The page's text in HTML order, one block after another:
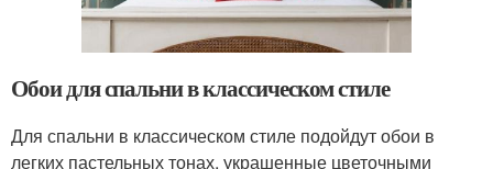
Обои для спальни в классическом стиле
Для спальни в классическом стиле подойдут обои в
легких пастельных тонах, украшенные цветочными